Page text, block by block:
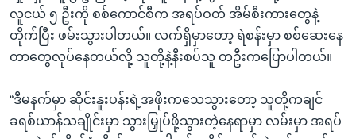
လူငယ် ၅ ဦးကို စစ်ကောင်စီက အရပ်ဝတ် အိမ်စီးကားတွေနဲ့
တိုက်ပြီး ဖမ်းသွားပါတယ်။ လက်ရှိမှာတော့ ရဲစန်းမှာ စစ်ဆေးနေ
တာတွေလုပ်နေတယ်လို့ သူတို့နဲ့နီးစပ်သူ တဦးကပြောပါတယ်။
“ဒီမနက်မှာ ဆိုင်းနူးပန်းရဲ့အဖိုးကသေသွားတော့ သူတို့ကချင်
ခရစ်ယာန်သချိုင်းမှာ သွားမြှုပ်ဖို့သွားတဲ့နေရာမှာ လမ်းမှာ အရပ်